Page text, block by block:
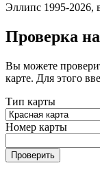
Эллипс 1995-2026,
Проверка
Вы можете
карте. Для этого
Тип карты
Номер карты
Проверить